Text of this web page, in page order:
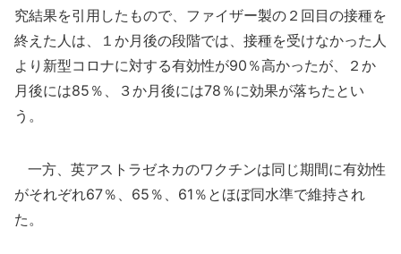
究結果を引用したもので、ファイザー製の２回目の接種を
終えた人は、１か月後の段階では、接種を受けなかった人
より新型コロナに対する有効性が90％高かったが、２か
月後には85％、３か月後には78％に効果が落ちたとい
う。
一方、英アストラゼネカのワクチンは同じ期間に有効性
がそれぞれ67％、65％、61％とほぼ同水準で維持され
た。